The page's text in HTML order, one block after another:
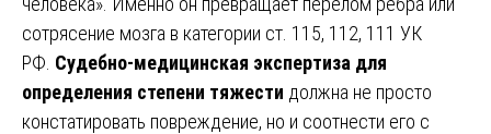
сотрясение мозга в категории ст. 115, 112, 111 УК
РФ. Судебно-медицинская экспертиза для
определения степени тяжести должна не просто
констатировать повреждение, но и соотнести его с